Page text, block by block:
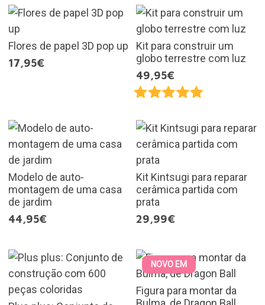
Flores de papel 3D pop up
17,95€
Kit para construir um
globo terrestre com luz
49,95€
Modelo de auto-
montagem de uma casa
de jardim
44,95€
Kit Kintsugi para reparar
cerâmica partida com
prata
29,99€
NOVO EM
Figura para montar da